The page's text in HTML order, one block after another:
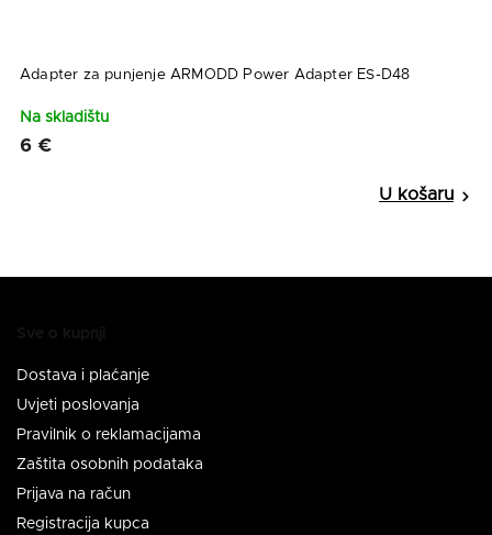
Adapter za punjenje ARMODD Power Adapter ES-D48
Na skladištu
6 €
Sve o kupnji
Dostava i plaćanje
Uvjeti poslovanja
Pravilnik o reklamacijama
Zaštita osobnih podataka
Prijava na račun
Registracija kupca